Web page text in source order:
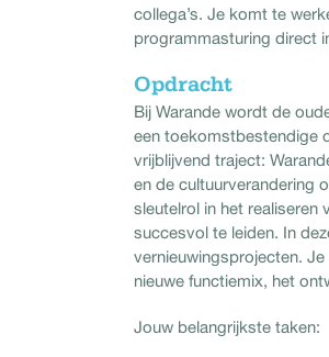
collega’s. Je komt te
programmasturing direct
Opdracht
Bij Warande wordt de
een toekomstbestendige
vrijblijvend traject:
en de cultuurverandering
sleutelrol in het realiseren
succesvol te leiden. In
vernieuwingsprojecten.
nieuwe functiemix, het
Jouw belangrijkste taken: